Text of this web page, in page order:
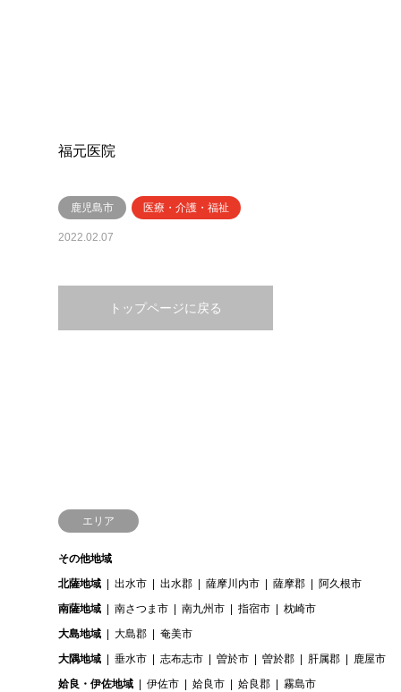
福元医院
鹿児島市 医療・介護・福祉
2022.02.07
トップページに戻る
エリア
その他地域
北薩地域
出水市 出水郡 薩摩川内市 薩摩郡
阿久根市
南薩地域
南さつま市 南九州市 指宿市
枕崎市
大島地域
大島郡
奄美市
大隅地域
垂水市 志布志市 曽於市 曽於郡 肝属郡
鹿屋市
姶良・伊佐地域
伊佐市 姶良市 姶良郡
霧島市